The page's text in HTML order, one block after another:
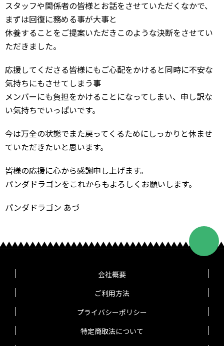
スタッフや関係者の皆様とお話をさせていただくなかで、
まずは回復に務める事が大事と
休養することをご提案いただきこのような決断をさせてい
ただきました。
応援してくださる皆様にもご心配をかけると同時に不安な
気持ちにもさせてしまう事
メンバーにも負担をかけることになってしまい、申し訳な
い気持ちでいっぱいです。
今は万全の状態でまた戻ってくるためにしっかりと休ませ
ていただきたいと思います。
皆様の応援に心から感謝申し上げます。
パンダドラゴンをこれからもよろしくお願いします。
パンダドラゴン あづ
会社概要
ご利用方法
プライバシーポリシー
特定商取法について